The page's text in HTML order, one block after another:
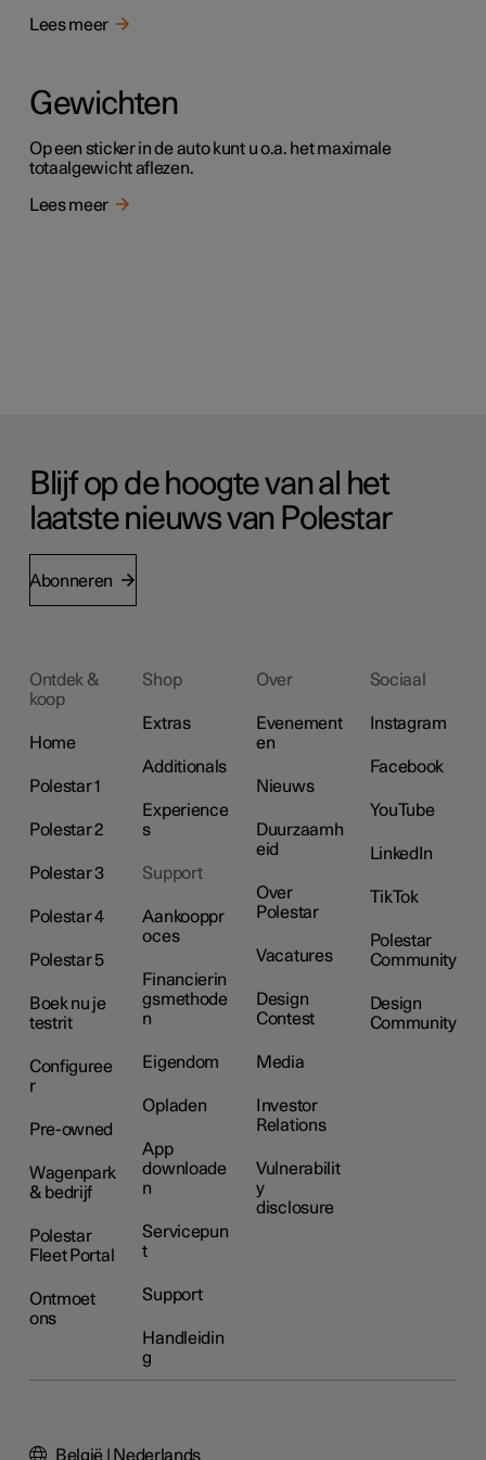
Lees meer
Gewichten
Op een sticker in de auto kunt u o.a. het maximale
totaalgewicht aflezen.
Lees meer
Blijf op de hoogte van al het
laatste nieuws van Polestar
Abonneren
Ontdek &
koop
Home
Polestar 1
Polestar 2
Polestar 3
Polestar 4
Polestar 5
Boek nu je
testrit
Configuree
r
Pre-owned
Wagenpark
& bedrijf
Polestar
Fleet Portal
Ontmoet
ons
Shop
Extras
Additionals
Experience
s
Support
Aankooppr
oces
Financierin
gsmethode
n
Eigendom
Opladen
App
downloade
n
Servicepun
t
Support
Handleidin
g
Over
Evenement
en
Nieuws
Duurzaamh
eid
Over
Polestar
Vacatures
Design
Contest
Media
Investor
Relations
Vulnerabilit
y
disclosure
Sociaal
Instagram
Facebook
YouTube
LinkedIn
TikTok
Polestar
Community
Design
Community
België | Nederlands